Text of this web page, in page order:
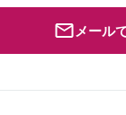
メール